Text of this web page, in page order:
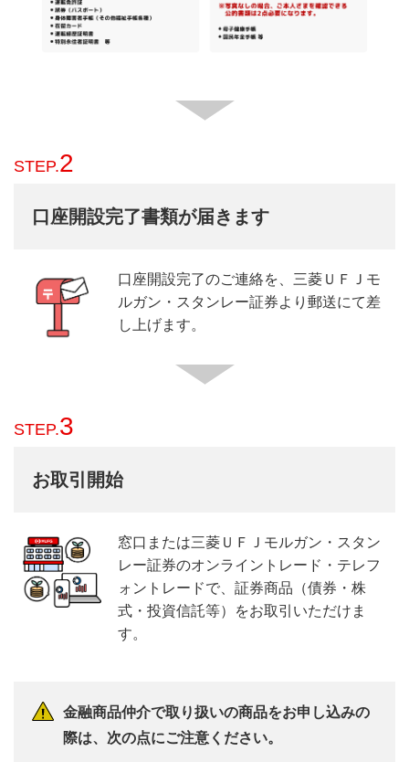
STEP.2
口座開設完了書類が届きます
口座開設完了のご連絡を、三菱ＵＦＪモ
ルガン・スタンレー証券より郵送にて差
し上げます。
STEP.3
お取引開始
窓口または三菱ＵＦＪモルガン・スタン
レー証券のオンライントレード・テレフ
ォントレードで、証券商品（債券・株
式・投資信託等）をお取引いただけま
す。
金融商品仲介で取り扱いの商品をお申し込みの
際は、次の点にご注意ください。